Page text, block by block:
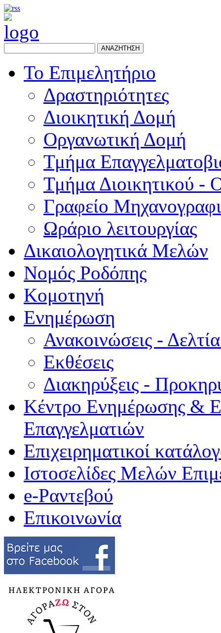
ΑΝΑΖΗΤΗΣΗ
Το Επιμελητήριο
Δραστηριότητες
Διοικητική Δομή
Οργανωτική Δομή
Τμήμα
Τμήμα Διοικητικού -
Γραφείο
Ωράριο λειτουργίας
Δικαιολογητικά Μελών
Νομός Ροδόπης
Κομοτηνή
Ενημέρωση
Ανακοινώσεις -
Εκθέσεις
Διακηρύξεις -
Κέντρο Ενημέρωσης &
Επαγγελματιών
Επιχειρηματικοί
Ιστοσελίδες Μελών
e-Ραντεβού
Επικοινωνία